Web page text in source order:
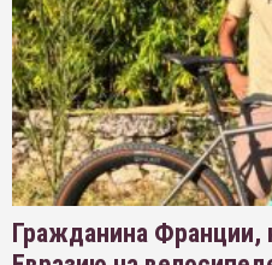
Гражданина Франции,